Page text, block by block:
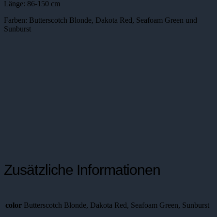
Länge: 86-150 cm
Farben: Butterscotch Blonde, Dakota Red, Seafoam Green und
Sunburst
Zusätzliche Informationen
color Butterscotch Blonde, Dakota Red, Seafoam Green, Sunburst